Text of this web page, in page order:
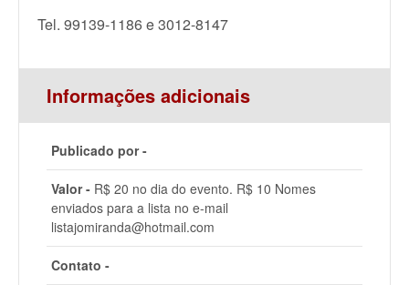
Tel. 99139-1186 e 3012-8147
Informações adicionais
Publicado por -
Valor - R$ 20 no dia do evento. R$ 10 Nomes
enviados para a lista no e-mail
listajomiranda@hotmail.com
Contato -